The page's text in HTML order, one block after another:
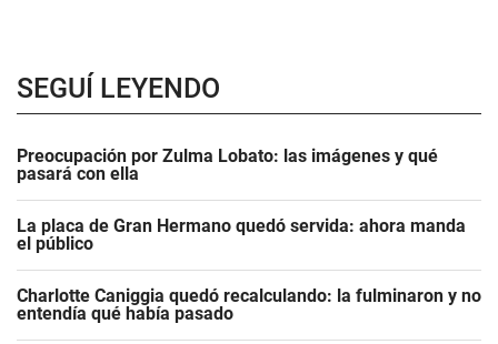
SEGUÍ LEYENDO
Preocupación por Zulma Lobato: las imágenes y qué
pasará con ella
La placa de Gran Hermano quedó servida: ahora manda
el público
Charlotte Caniggia quedó recalculando: la fulminaron y no
entendía qué había pasado